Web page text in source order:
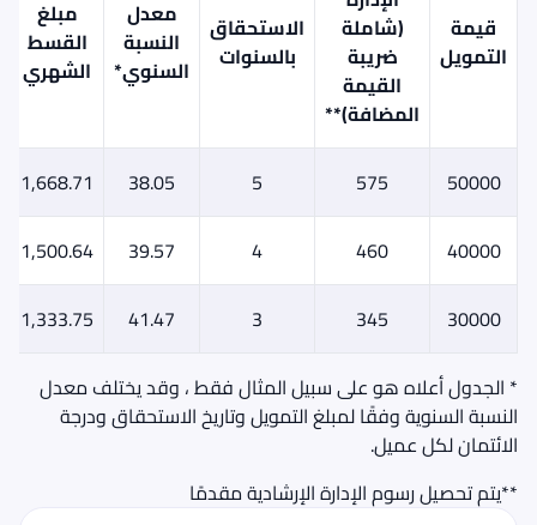
قيمة
التمويل
(شاملة
ضريبة
القيمة
المضافة)**
الاستحقاق
بالسنوات
معدل
النسبة
السنوي*
مبلغ
القسط
الشهري
50000
575
5
38.05
1,668.71
40000
460
4
39.57
1,500.64
30000
345
3
41.47
1,333.75
* الجدول أعلاه هو على سبيل المثال فقط ، وقد يختلف معدل
النسبة السنوية وفقًا لمبلغ التمويل وتاريخ الاستحقاق ودرجة
الائتمان لكل عميل.
**يتم تحصيل رسوم الإدارة الإرشادية مقدمًا